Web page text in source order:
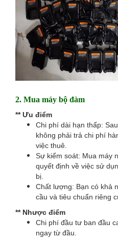
2. Mua máy bộ đàm
** Ưu điểm
Chi phí dài hạn thấp:
không phải trả chi phí
việc thuê.
Sự kiểm soát: Mua máy
quyết định về việc sử
bị.
Chất lượng: Bạn có khả
cầu và tiêu chuẩn riêng
** Nhược điểm
Chi phí đầu tư ban đầu
ngay từ đầu.